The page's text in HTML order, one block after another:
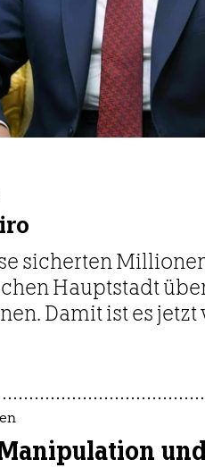
sicherten
Hauptstadt
Damit ist es jetzt